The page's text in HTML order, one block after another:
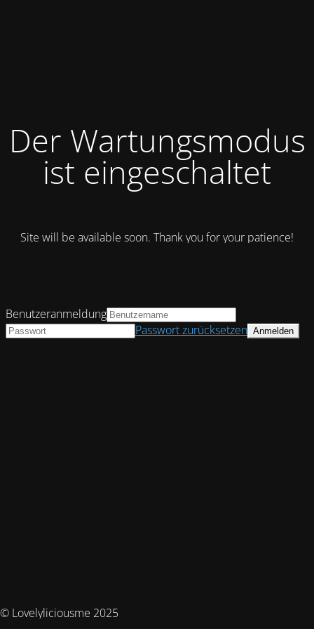
Der Wartungsmodus
ist eingeschaltet
Site will be available soon. Thank you for your patience!
© Lovelyliciousme 2025
Benutzeranmeldung
Passwort zurücksetzen